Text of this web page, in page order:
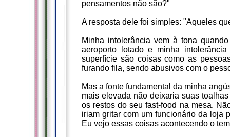
pensamentos não são?"
A resposta dele foi simples: "Aqueles
Minha intolerância vem à tona
aeroporto lotado e minha
superfície são coisas como as
furando fila, sendo abusivos com o
Mas a fonte fundamental da minha
mais elevada não deixaria suas
os restos do seu fast-food na mesa.
iriam gritar com um funcionário da loja
Eu vejo essas coisas acontecendo o